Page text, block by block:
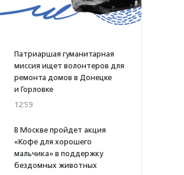
Патриаршая гуманитарная
миссия ищет волонтеров для
ремонта домов в Донецке
и Горловке
12:59
В Москве пройдет акция
«Кофе для хорошего
мальчика» в поддержку
бездомных животных